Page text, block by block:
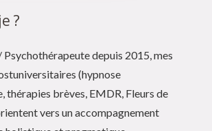
?
depuis 2015, mes
(hypnose
thérapies brèves, EMDR, Fleurs de
vers un accompagnement